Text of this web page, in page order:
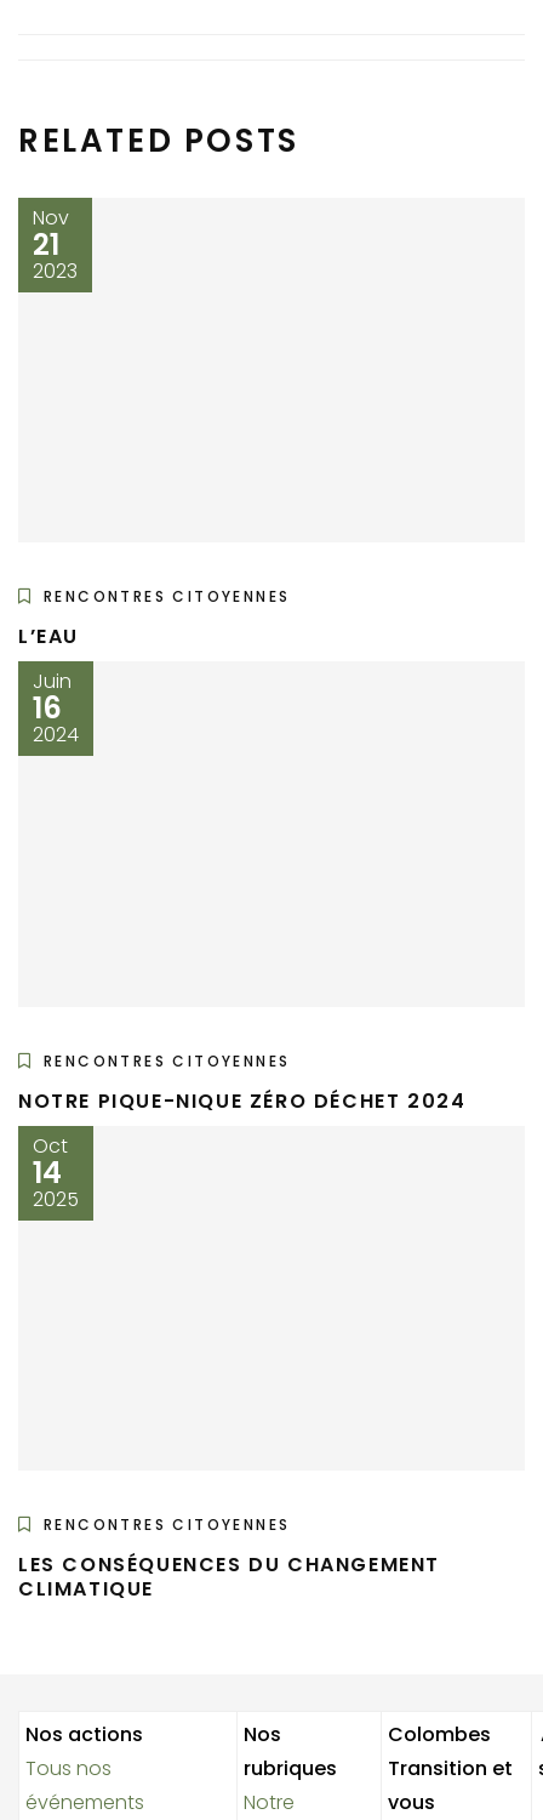
RELATED POSTS
Nov
21
2023
RENCONTRES CITOYENNES
L’EAU
Juin
16
2024
RENCONTRES CITOYENNES
NOTRE PIQUE-NIQUE ZÉRO DÉCHET 2024
Oct
14
2025
RENCONTRES CITOYENNES
LES CONSÉQUENCES DU CHANGEMENT
CLIMATIQUE
Nos actions
Tous nos
événements
Nos
rubriques
Notre
Colombes
Transition et
vous